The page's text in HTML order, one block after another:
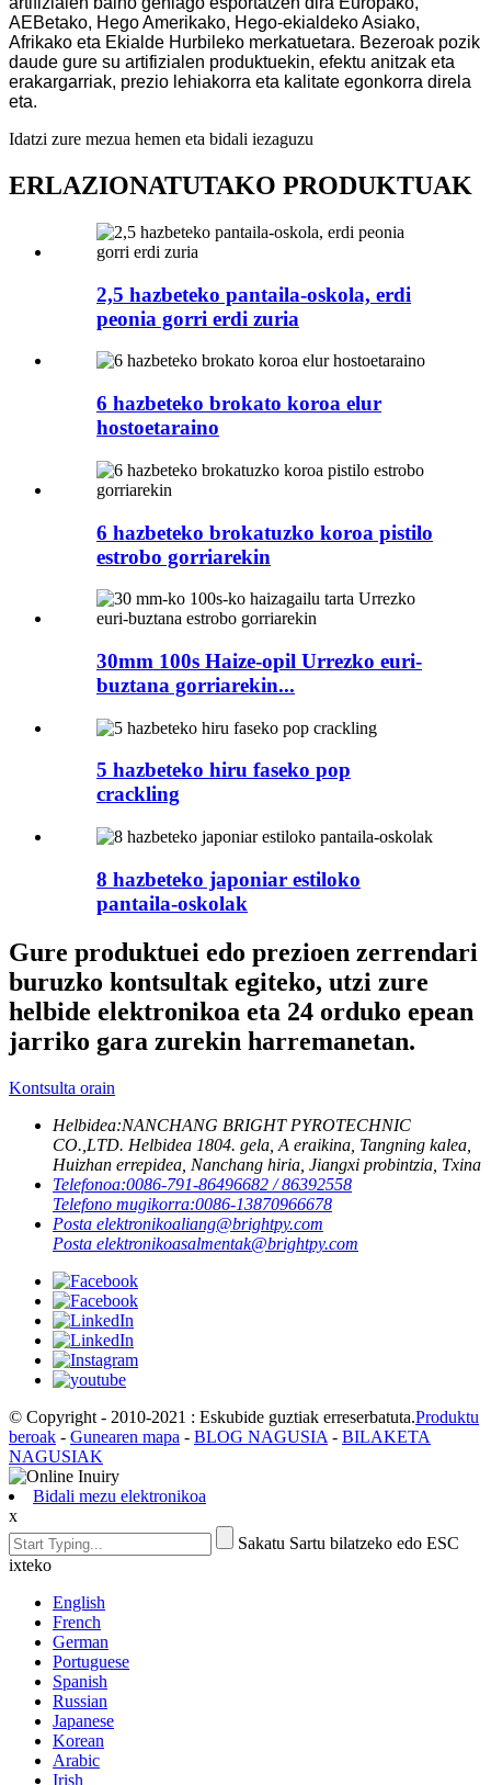
AEBetako, Hego Amerikako, Hego-ekialdeko Asiako,
Afrikako eta Ekialde Hurbileko merkatuetara. Bezeroak pozik
daude gure su artifizialen produktuekin, efektu anitzak eta
erakargarriak, prezio lehiakorra eta kalitate egonkorra direla
eta.
Idatzi zure mezua hemen eta bidali iezaguzu
ERLAZIONATUTAKO PRODUKTUAK
2,5 hazbeteko pantaila-oskola, erdi
peonia gorri erdi zuria
6 hazbeteko brokato koroa elur
hostoetaraino
6 hazbeteko brokatuzko koroa pistilo
estrobo gorriarekin
30mm 100s Haize-opil Urrezko euri-
buztana gorriarekin...
5 hazbeteko hiru faseko pop
crackling
8 hazbeteko japoniar estiloko
pantaila-oskolak
Gure produktuei edo prezioen zerrendari
buruzko kontsultak egiteko, utzi zure
helbide elektronikoa eta 24 orduko epean
jarriko gara zurekin harremanetan.
Kontsulta orain
Helbidea:NANCHANG BRIGHT PYROTECHNIC
CO.,LTD. Helbidea 1804. gela, A eraikina, Tangning kalea,
Huizhan errepidea, Nanchang hiria, Jiangxi probintzia, Txina
Telefonoa:0086-791-86496682 / 86392558
Telefono mugikorra:0086-13870966678
Posta elektronikoaliang@brightpy.com
Posta elektronikoasalmentak@brightpy.com
© Copyright - 2010-2021 : Eskubide guztiak erreserbatuta.Produktu
beroak - Gunearen mapa - BLOG NAGUSIA - BILAKETA
NAGUSIAK
Bidali mezu elektronikoa
x
Sakatu Sartu bilatzeko edo ESC
ixteko
English
French
German
Portuguese
Spanish
Russian
Japanese
Korean
Arabic
Irish